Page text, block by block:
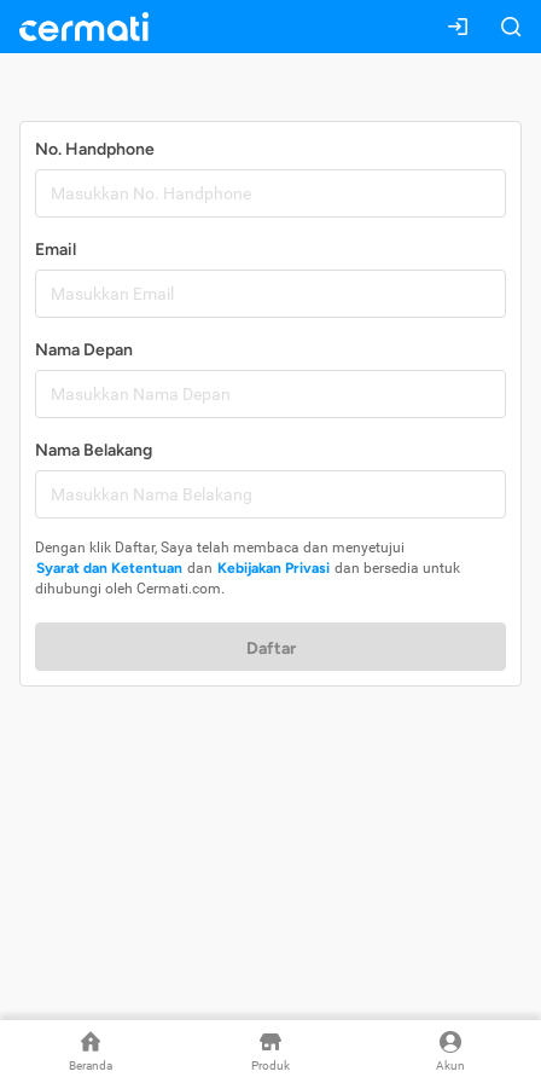
Beranda Produk Akun
No. Handphone
Email
Nama Depan
Nama Belakang
Dengan klik Daftar, Saya telah membaca dan menyetujui
Syarat dan Ketentuan dan Kebijakan Privasi dan bersedia untuk
dihubungi oleh Cermati.com.
Daftar